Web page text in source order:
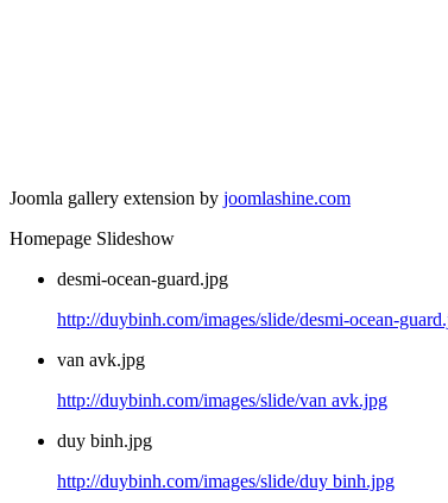
Joomla gallery extension by joomlashine.com
Homepage Slideshow
desmi-ocean-guard.jpg
http://duybinh.com/images/slide/desmi-ocean-
van avk.jpg
http://duybinh.com/images/slide/van avk.jpg
duy binh.jpg
http://duybinh.com/images/slide/duy binh.jpg